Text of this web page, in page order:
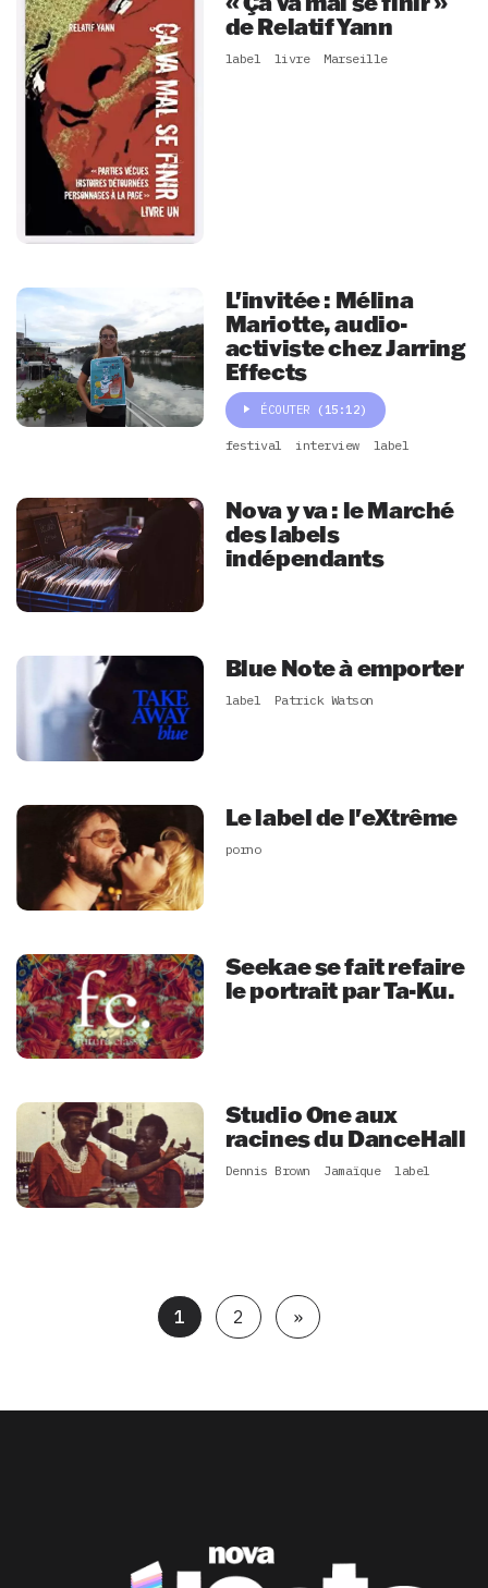
de Relatif Yann
label livre Marseille
L'invitée : Mélina
Mariotte, audio-
activiste chez Jarring
Effects
ÉCOUTER (15:12)
festival interview label
Nova y va : le Marché
des labels
indépendants
Blue Note à emporter
label Patrick Watson
Le label de l'eXtrême
porno
Seekae se fait refaire
le portrait par Ta-Ku.
Studio One aux
racines du DanceHall
Dennis Brown Jamaïque label
1 2 »